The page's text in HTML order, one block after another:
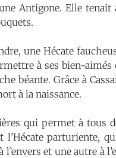
Antigone. Elle
une Hécate
à ses bien-
béante. Grâce à
à la naissance.
qui permet à tous
parturiente,
et une autre à